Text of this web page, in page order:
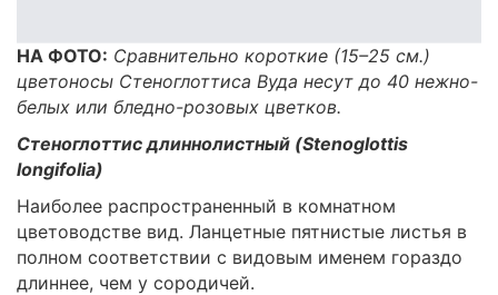
НА ФОТО: Сравнительно короткие (15–25 см.)
цветоносы Стеноглоттиса Вуда несут до 40 нежно-
белых или бледно-розовых цветков.
Стеноглоттис длиннолистный (Stenoglottis
longifolia)
Наиболее распространенный в комнатном
цветоводстве вид. Ланцетные пятнистые листья в
полном соответствии с видовым именем гораздо
длиннее, чем у сородичей.